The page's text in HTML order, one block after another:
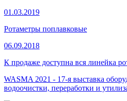
01.03.2019
Ротаметры поплавковые
06.09.2018
К продаже доступна вся линейка
WASMA 2021 - 17-я выставка
водоочистки, переработки и